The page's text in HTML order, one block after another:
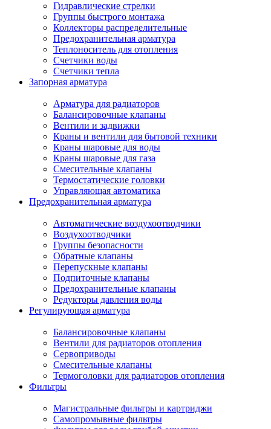
Гидравлические стрелки
Группы быстрого монтажа
Коллекторы распределительные
Предохранительная арматура
Теплоноситель для отопления
Счетчики воды
Счетчики тепла
Запорная арматура
Арматура для радиаторов
Балансировочные клапаны
Вентили и задвижки
Краны и вентили для бытовой техники
Краны шаровые для воды
Краны шаровые для газа
Смесительные клапаны
Термостатические головки
Управляющая автоматика
Предохранительная арматура
Автоматические воздухоотводчики
Воздухоотводчики
Группы безопасности
Обратные клапаны
Перепускные клапаны
Подпиточные клапаны
Предохранительные клапаны
Редукторы давления воды
Регулирующая арматура
Балансировочные клапаны
Вентили для радиаторов отопления
Сервоприводы
Смесительные клапаны
Термоголовки для радиаторов отопления
Фильтры
Магистральные фильтры и картриджи
Самопромывные фильтры